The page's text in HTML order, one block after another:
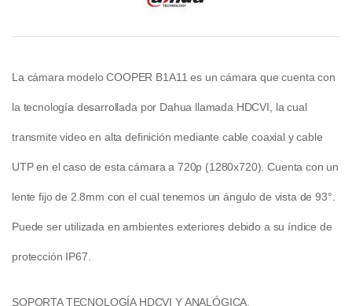
La cámara modeloCOOPER B1A11 es un cámara que cuenta con
la tecnología desarrollada por Dahua llamada HDCVI, la cual
transmite video en alta definición mediante cable coaxial y cable
UTP en el caso de esta cámara a 720p (1280x720). Cuenta con un
lente fijo de 2.8mm con el cual tenemos un ángulo de vista de 93°.
Puede ser utilizada en ambientes exteriores debido a su índice de
protección IP67.
SOPORTA TECNOLOGÍA HDCVI Y ANALÓGICA.